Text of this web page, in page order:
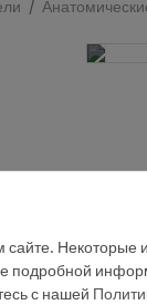
Некоторые
подробной
с нашей